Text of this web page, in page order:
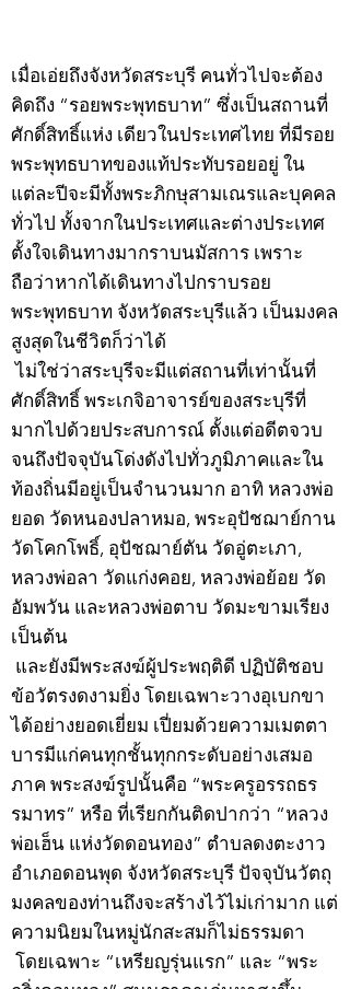
เมื่อเอ่ยถึงจังหวัดสระบุรี คนทั่วไปจะต้อง
คิดถึง “รอยพระพุทธบาท” ซึ่งเป็นสถานที่
ศักดิ์สิทธิ์แห่ง เดียวในประเทศไทย ที่มีรอย
พระพุทธบาทของแท้ประทับรอยอยู่ ใน
แต่ละปีจะมีทั้งพระภิกษุสามเณรและบุคคล
ทั่วไป ทั้งจากในประเทศและต่างประเทศ
ตั้งใจเดินทางมากราบนมัสการ เพราะ
ถือว่าหากได้เดินทางไปกราบรอย
พระพุทธบาท จังหวัดสระบุรีแล้ว เป็นมงคล
สูงสุดในชีวิตก็ว่าได้
ไม่ใช่ว่าสระบุรีจะมีแต่สถานที่เท่านั้นที่
ศักดิ์สิทธิ์ พระเกจิอาจารย์ของสระบุรีที่
มากไปด้วยประสบการณ์ ตั้งแต่อดีตจวบ
จนถึงปัจจุบันโด่งดังไปทั่วภูมิภาคและใน
ท้องถิ่นมีอยู่เป็นจำนวนมาก อาทิ หลวงพ่อ
ยอด วัดหนองปลาหมอ, พระอุปัชฌาย์กาน
วัดโคกโพธิ์, อุปัชฌาย์ตัน วัดอู่ตะเภา,
หลวงพ่อลา วัดแก่งคอย, หลวงพ่อย้อย วัด
อัมพวัน และหลวงพ่อตาบ วัดมะขามเรียง
เป็นต้น
และยังมีพระสงฆ์ผู้ประพฤติดี ปฏิบัติชอบ
ข้อวัตรงดงามยิ่ง โดยเฉพาะวางอุเบกขา
ได้อย่างยอดเยี่ยม เปี่ยมด้วยความเมตตา
บารมีแก่คนทุกชั้นทุกกระดับอย่างเสมอ
ภาค พระสงฆ์รูปนั้นคือ “พระครูอรรถธร
รมาทร” หรือ ที่เรียกกันติดปากว่า “หลวง
พ่อเฮ็น แห่งวัดดอนทอง” ตำบลดงตะงาว
อำเภอดอนพุด จังหวัดสระบุรี ปัจจุบันวัตถุ
มงคลของท่านถึงจะสร้างไว้ไม่เก่ามาก แต่
ความนิยมในหมู่นักสะสมก็ไม่ธรรมดา
โดยเฉพาะ “เหรียญรุ่นแรก” และ “พระ